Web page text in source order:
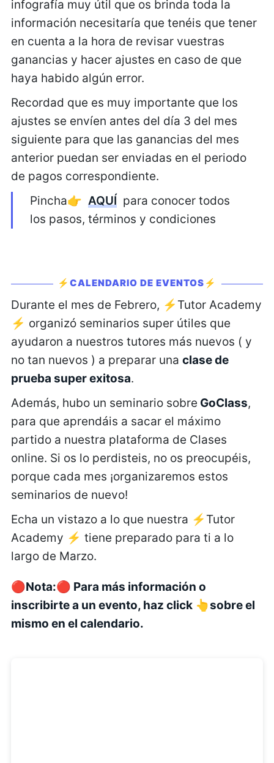
infografía muy útil que os brinda toda la
información necesitaría que tenéis que tener
en cuenta a la hora de revisar vuestras
ganancias y hacer ajustes en caso de que
haya habido algún error.
Recordad que es muy importante que los
ajustes se envíen antes del día 3 del mes
siguiente para que las ganancias del mes
anterior puedan ser enviadas en el periodo
de pagos correspondiente.
Pincha👉AQUÍ para conocer todos
los pasos, términos y condiciones
⚡CALENDARIO DE EVENTOS⚡
Durante el mes de Febrero, ⚡Tutor Academy
⚡ organizó seminarios super útiles que
ayudaron a nuestros tutores más nuevos ( y
no tan nuevos ) a preparar una clase de
prueba super exitosa.
Además, hubo un seminario sobre GoClass,
para que aprendáis a sacar el máximo
partido a nuestra plataforma de Clases
online. Si os lo perdisteis, no os preocupéis,
porque cada mes ¡organizaremos estos
seminarios de nuevo!
Echa un vistazo a lo que nuestra ⚡Tutor
Academy ⚡ tiene preparado para ti a lo
largo de Marzo.
🔴Nota:🔴 Para más información o
inscribirte a un evento, haz click 👆sobre el
mismo en el calendario.